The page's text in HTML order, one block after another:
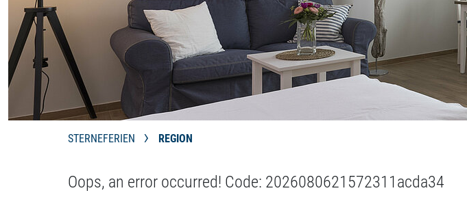
STERNEFERIEN REGION
Oops, an error occurred! Code: 2026080621572311acda34